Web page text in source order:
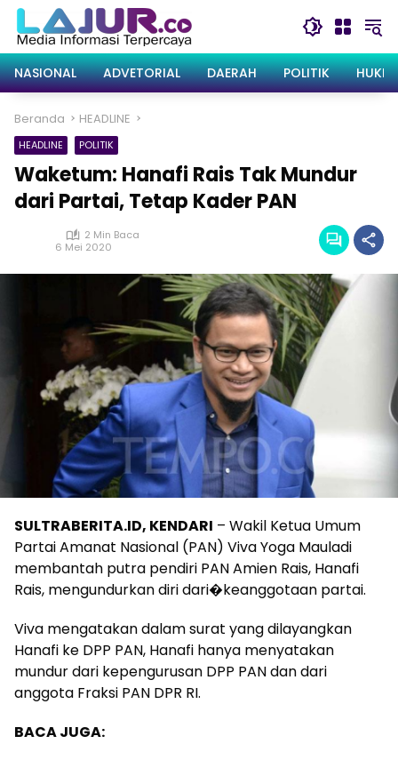
Langsung
konten
NASIONAL
ADVETORIAL DAERAH POLITIK
Beranda HEADLINE
HEADLINE POLITIK
Waketum: Hanafi Rais Tak Mundur
dari Partai, Tetap Kader PAN
2 Min Baca
6 Mei 2020
SULTRABERITA.ID, KENDARI – Wakil Ketua Umum
Partai Amanat Nasional (PAN) Viva Yoga Mauladi
membantah putra pendiri PAN Amien Rais, Hanafi
Rais, mengundurkan diri dari�keanggotaan partai.
Viva mengatakan dalam surat yang dilayangkan
Hanafi ke DPP PAN, Hanafi hanya menyatakan
mundur dari kepengurusan DPP PAN dan dari
anggota Fraksi PAN DPR RI.
BACA JUGA: